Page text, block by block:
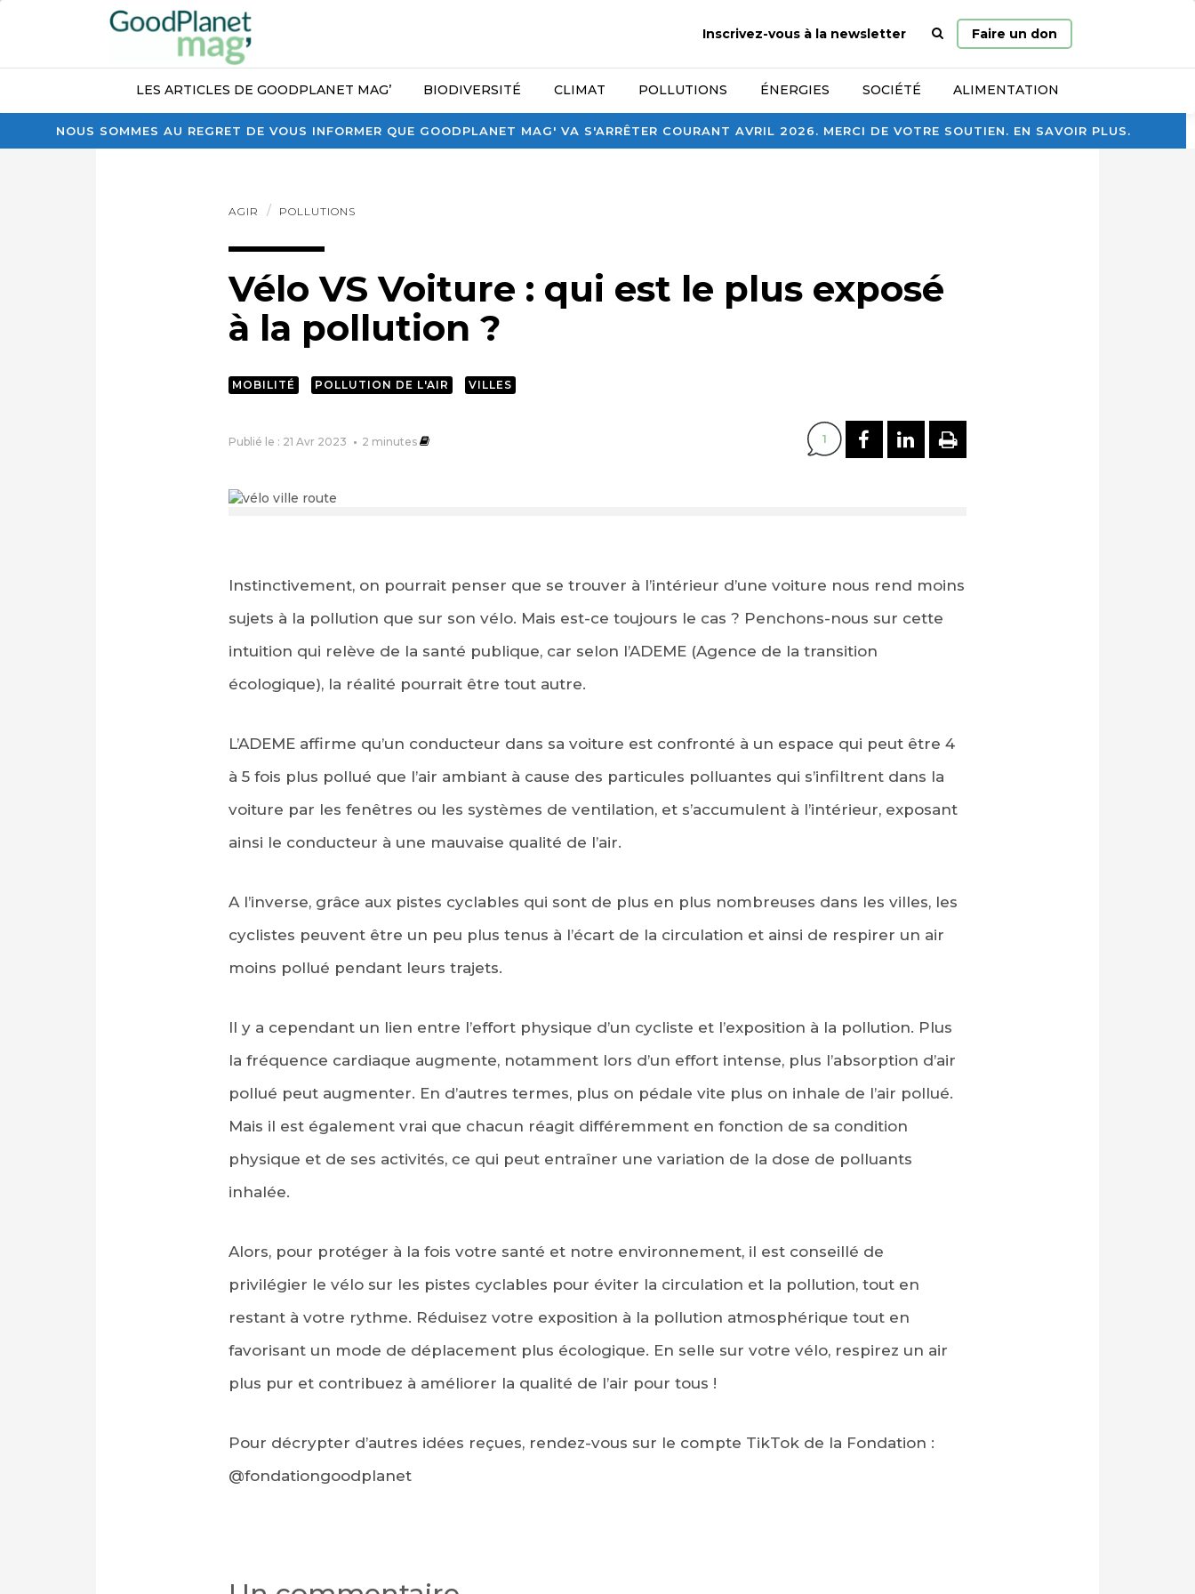
NOUS SOMMES AU REGRET DE VOUS INFORMER QUE GOODPLANET MAG' VA S'ARRÊTER COURANT AVRIL 2026. MERCI DE VOTRE SOUTIEN. EN SAVOIR PLUS.
Inscrivez-vous à la newsletter
Page
d’accueil
Faire un don
LES ARTICLES DE GOODPLANET MAG’ BIODIVERSITÉ CLIMAT POLLUTIONS ÉNERGIES SOCIÉTÉ ALIMENTATION
AGIR POLLUTIONS
Vélo VS Voiture : qui est le plus exposé
à la pollution ?
MOBILITÉ POLLUTION DE L'AIR VILLES
Publié le : 21 Avr 2023 2 minutes 1 PARTAGER SUR FACEBOOK
PARTAGER SUR
IMPRIMER
Instinctivement, on pourrait penser que se trouver à l’intérieur d’une voiture nous rend moins
sujets à la pollution que sur son vélo. Mais est-ce toujours le cas ? Penchons-nous sur cette
intuition qui relève de la santé publique, car selon l’ADEME (Agence de la transition
écologique), la réalité pourrait être tout autre.
L’ADEME affirme qu’un conducteur dans sa voiture est confronté à un espace qui peut être 4
à 5 fois plus pollué que l’air ambiant à cause des particules polluantes qui s’infiltrent dans la
voiture par les fenêtres ou les systèmes de ventilation, et s’accumulent à l’intérieur, exposant
ainsi le conducteur à une mauvaise qualité de l’air.
A l’inverse, grâce aux pistes cyclables qui sont de plus en plus nombreuses dans les villes, les
cyclistes peuvent être un peu plus tenus à l’écart de la circulation et ainsi de respirer un air
moins pollué pendant leurs trajets.
Il y a cependant un lien entre l’effort physique d’un cycliste et l’exposition à la pollution. Plus
la fréquence cardiaque augmente, notamment lors d’un effort intense, plus l’absorption d’air
pollué peut augmenter. En d’autres termes, plus on pédale vite plus on inhale de l’air pollué.
Mais il est également vrai que chacun réagit différemment en fonction de sa condition
physique et de ses activités, ce qui peut entraîner une variation de la dose de polluants
inhalée.
Alors, pour protéger à la fois votre santé et notre environnement, il est conseillé de
privilégier le vélo sur les pistes cyclables pour éviter la circulation et la pollution, tout en
restant à votre rythme. Réduisez votre exposition à la pollution atmosphérique tout en
favorisant un mode de déplacement plus écologique. En selle sur votre vélo, respirez un air
plus pur et contribuez à améliorer la qualité de l’air pour tous !
Pour décrypter d’autres idées reçues, rendez-vous sur le compte TikTok de la Fondation :
@fondationgoodplanet